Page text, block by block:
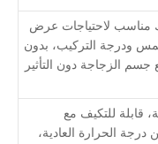
سمك مناسب لاحتياجات عرض
ودرجة التركيب، بدون
جسم الزجاجة دون التأثير
درجة مئوية، قابلة للتكيف مع
الحرارة العادية،